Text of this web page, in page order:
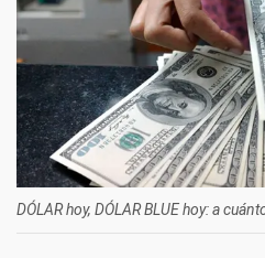
DÓLAR hoy, DÓLAR BLUE hoy: a